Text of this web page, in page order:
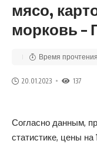
мясо,
морковь –
20.01.2023 137
Время прочтения
Согласно данным,
статистике, цены